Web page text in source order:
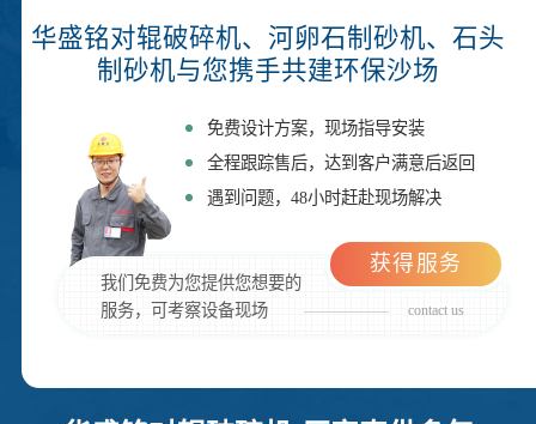
华盛铭对辊破碎机、河卵石制砂机、石头
制砂机与您携手共建环保沙场
免费设计方案，现场指导安装
全程跟踪售后，达到客户满意后返回
遇到问题，48小时赶赴现场解决
我们免费为您提供您想要的
服务，可考察设备现场
contact us
获得服务